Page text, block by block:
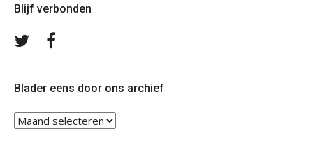
Blijf verbonden
Volg
Blader eens door ons archief
Blader